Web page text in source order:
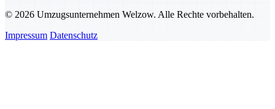
© 2026 Umzugsunternehmen Welzow. Alle Rechte vorbehalten.
Impressum Datenschutz